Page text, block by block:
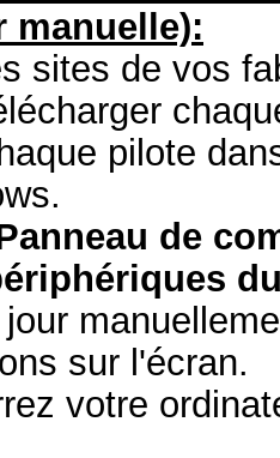
manuelle):
sites de vos
pilote
de
sur l'écran.
votre